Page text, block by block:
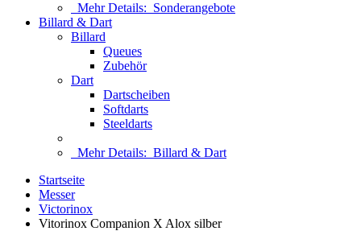
Mehr Details: Sonderangebote
Billard & Dart
Billard
Queues
Zubehör
Dart
Dartscheiben
Softdarts
Steeldarts
Mehr Details: Billard & Dart
Startseite
Messer
Victorinox
Vitorinox Companion X Alox silber